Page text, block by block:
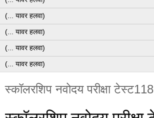
स्कॉलरशिप नवोदय परीक्षा टेस्ट118